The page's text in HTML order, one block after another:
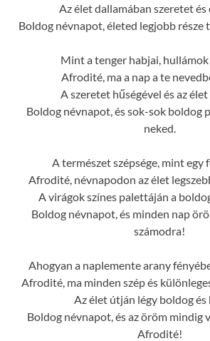
Az élet dallamában szeretet és
Boldog névnapot, életed legjobb része
Mint a tenger habjai, hullámok
Afrodité, ma a nap a te
A szeretet hűségével és az
Boldog névnapot, és sok-sok boldog
neked.
A természet szépsége, mint egy
Afrodité, névnapodon az élet
A virágok színes palettáján a
Boldog névnapot, és minden nap
számodra!
Ahogyan a naplemente arany
Afrodité, ma minden szép és
Az élet útján légy boldog és
Boldog névnapot, és az öröm mindig
Afrodité!